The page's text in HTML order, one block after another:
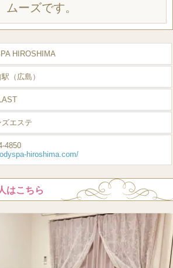
ムーズです。
HIROSHIMA
（広島）
エステ
4850
hiroshima.com/
はこちら